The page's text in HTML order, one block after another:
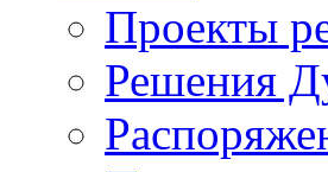
Проекты
Решения